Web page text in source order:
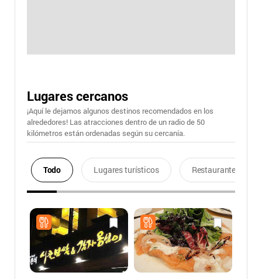
Lugares cercanos
¡Aquí le dejamos algunos destinos recomendados en los
alrededores! Las atracciones dentro de un radio de 50
kilómetros están ordenadas según su cercanía.
Todo Lugares turísticos Restaurantes